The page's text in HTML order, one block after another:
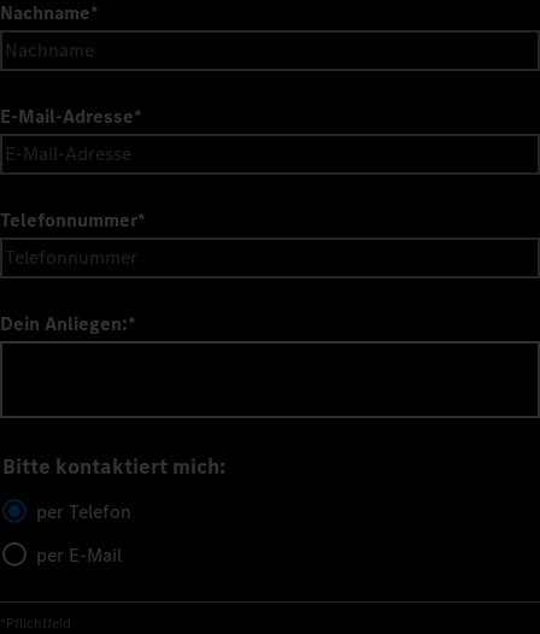
Nachname*
E-Mail-Adresse*
Telefonnummer*
Dein Anliegen:*
Bitte kontaktiert mich:
per Telefon
per E-Mail
*Pflichtfeld